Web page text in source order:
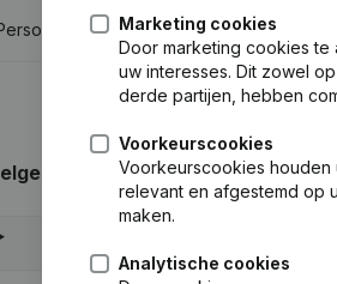
vragen
Marketing cookies
Door marketing cookies
uw interesses. Dit zowel
derde partijen, hebben
Voorkeurscookies
Voorkeurscookies houden
relevant en afgestemd op
maken.
Analytische cookies